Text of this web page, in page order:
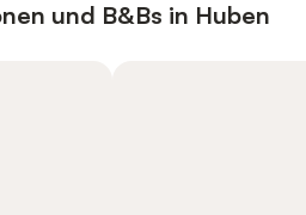
und B&Bs in Huben